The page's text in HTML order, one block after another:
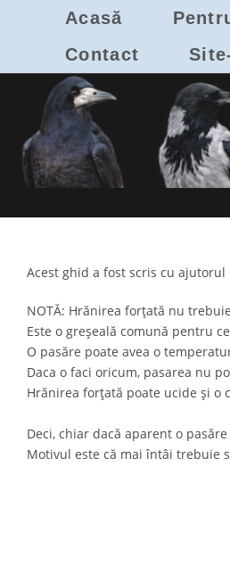
Acasă
Contact
Acest ghid a fost scris cu
NOTĂ: Hrănirea forțată nu
Este o greșeală comună pentru
O pasăre poate avea o
Daca o faci oricum, pasarea nu
Hrănirea forțată poate ucide și o
Deci, chiar dacă aparent o
Motivul este că mai întâi trebuie